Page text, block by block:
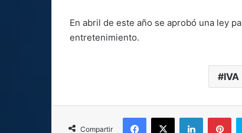
En abril de este año se aprobó una ley
entretenimiento.
IVA
Compartir
Facebook
X LinkedIn